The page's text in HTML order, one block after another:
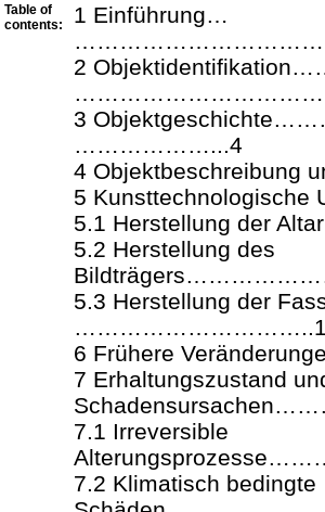
Table of
contents:
1 Einführung…
2
3
………………...4
4 Objektbeschreibung
5
5.1 Herstellung der
5.2 Herstellung des
5.3 Herstellung
6 Frühere
7 Erhaltungszustand
7.1 Irreversible
7.2 Klimatisch bedingte